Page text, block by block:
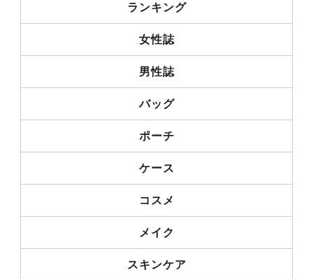
ランキング
女性誌
男性誌
バッグ
ポーチ
ケース
コスメ
メイク
スキンケア